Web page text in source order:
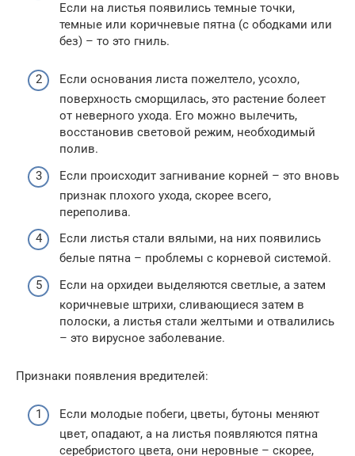
Если на листья появились темные точки,
темные или коричневые пятна (с ободками или
без) – то это гниль.
Если основания листа пожелтело, усохло,
поверхность сморщилась, это растение болеет
от неверного ухода. Его можно вылечить,
восстановив световой режим, необходимый
полив.
Если происходит загнивание корней – это вновь
признак плохого ухода, скорее всего,
переполива.
Если листья стали вялыми, на них появились
белые пятна – проблемы с корневой системой.
Если на орхидеи выделяются светлые, а затем
коричневые штрихи, сливающиеся затем в
полоски, а листья стали желтыми и отвалились
– это вирусное заболевание.
Признаки появления вредителей:
Если молодые побеги, цветы, бутоны меняют
цвет, опадают, а на листья появляются пятна
серебристого цвета, они неровные – скорее,